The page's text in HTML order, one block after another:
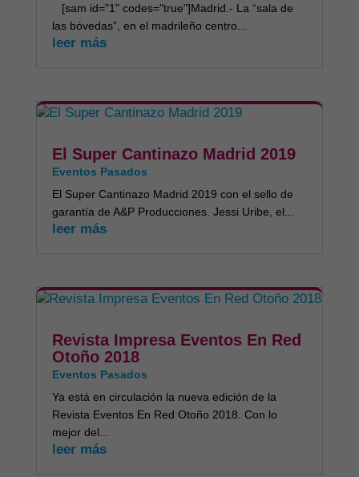
[sam id="1" codes="true"]Madrid.- La “sala de
las bóvedas”, en el madrileño centro...
leer más
El Super Cantinazo Madrid 2019
Eventos Pasados
El Super Cantinazo Madrid 2019 con el sello de
garantía de A&P Producciones. Jessi Uribe, el...
leer más
Revista Impresa Eventos En Red
Otoño 2018
Eventos Pasados
Ya está en circulación la nueva edición de la
Revista Eventos En Red Otoño 2018. Con lo
mejor del...
leer más